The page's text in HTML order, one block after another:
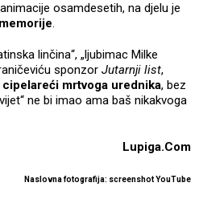
osamdesetih, na djelu je
.
linčina“, „ljubimac Milke
sponzor Jutarnji list,
mrtvoga urednika, bez
ne bi imao ama baš nikakvoga
Lupiga.Com
Naslovna fotografija: screenshot YouTube